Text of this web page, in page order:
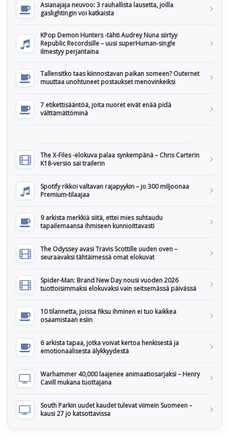
Asianajaja neuvoo: 3 rauhallista lausetta, joilla
gaslightingin voi katkaista
KPop Demon Hunters -tähti Audrey Nuna siirtyy
Republic Recordsille – uusi superHuman-single
ilmestyy perjantaina
Tallensitko taas kiinnostavan paikan someen? Outernet
muuttaa unohtuneet postaukset menovinkeiksi
7 etikettisääntöä, joita nuoret eivät enää pidä
välttämättöminä
The X-Files -elokuva palaa synkempänä – Chris Carterin
K18-versio sai trailerin
Spotify rikkoi valtavan rajapyykin – jo 300 miljoonaa
Premium-tilaajaa
9 arkista merkkiä siitä, ettei mies suhtaudu
tapailemaansa ihmiseen kunnioittavasti
The Odyssey avasi Travis Scottille uuden oven –
seuraavaksi tähtäimessä omat elokuvat
Spider-Man: Brand New Day nousi vuoden 2026
tuottoisimmaksi elokuvaksi vain seitsemässä päivässä
10 tilannetta, joissa fiksu ihminen ei tuo kaikkea
osaamistaan esiin
6 arkista tapaa, jotka voivat kertoa henkisestä ja
emotionaalisesta älykkyydestä
Warhammer 40,000 laajenee animaatiosarjaksi – Henry
Cavill mukana tuottajana
South Parkin uudet kaudet tulevat viimein Suomeen –
kausi 27 jo katsottavissa